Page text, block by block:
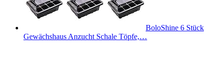
BoloShine 6 Stück
Gewächshaus Anzucht Schale Töpfe,…